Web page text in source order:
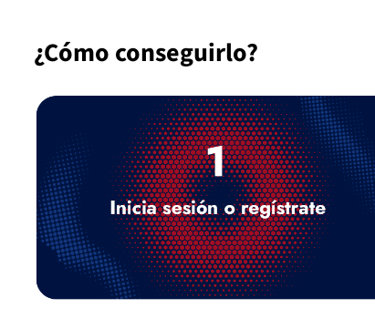
¿Cómo conseguirlo?